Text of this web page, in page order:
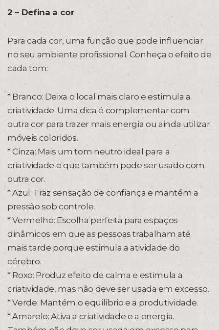
2 – Defina a cor
Para cada cor, uma função que pode influenciar
no seu ambiente profissional. Conheça o efeito de
cada tom:
* Branco: Deixa o local mais claro e estimula a
criatividade. Uma dica é complementar com
outra cor para trazer mais energia ou ainda utilizar
móveis coloridos.
* Cinza: Mais um tom neutro ideal para a
criatividade e que também pode ser usado com
outra cor.
* Azul: Traz sensação de confiança e mantém a
pressão sob controle.
* Vermelho: Escolha perfeita para espaços
dinâmicos em que as pessoas trabalham até
mais tarde porque estimula a atividade do
cérebro.
* Roxo: Produz efeito de calma e estimula a
criatividade, mas não deve ser usada em excesso.
* Verde: Mantém o equilíbrio e a produtividade.
* Amarelo: Ativa a criatividade e a energia.